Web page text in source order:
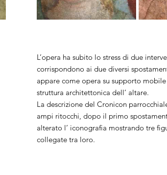
L’opera ha subito lo stress di due
corrispondono ai due diversi
appare come opera su supporto
struttura architettonica dell’ altare.
La descrizione del Cronicon
ampi ritocchi, dopo il primo
alterato l’ iconografia mostrando tre
collegate tra loro.